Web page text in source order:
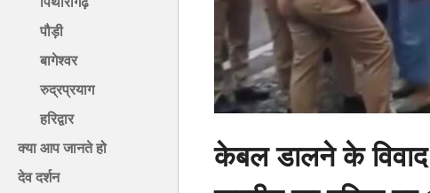
पौड़ी
बागेश्वर
रुद्रप्रयाग
हरिद्वार
क्या आप जानते हो
देव दर्शन
केबल डालने के